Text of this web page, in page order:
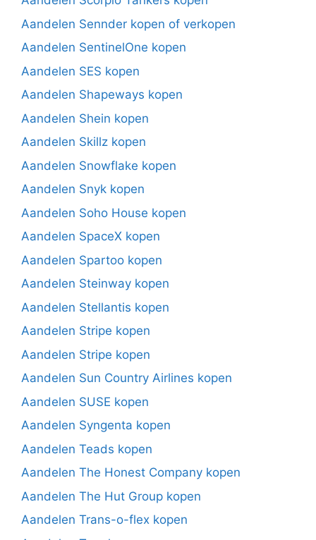
Aandelen Sennder kopen of verkopen
Aandelen SentinelOne kopen
Aandelen SES kopen
Aandelen Shapeways kopen
Aandelen Shein kopen
Aandelen Skillz kopen
Aandelen Snowflake kopen
Aandelen Snyk kopen
Aandelen Soho House kopen
Aandelen SpaceX kopen
Aandelen Spartoo kopen
Aandelen Steinway kopen
Aandelen Stellantis kopen
Aandelen Stripe kopen
Aandelen Stripe kopen
Aandelen Sun Country Airlines kopen
Aandelen SUSE kopen
Aandelen Syngenta kopen
Aandelen Teads kopen
Aandelen The Honest Company kopen
Aandelen The Hut Group kopen
Aandelen Trans-o-flex kopen